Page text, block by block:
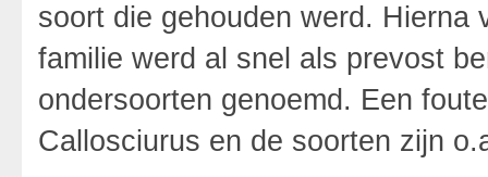
soort die gehouden werd. Hierna
familie werd al snel als prevost
ondersoorten genoemd. Een
Callosciurus en de soorten zijn